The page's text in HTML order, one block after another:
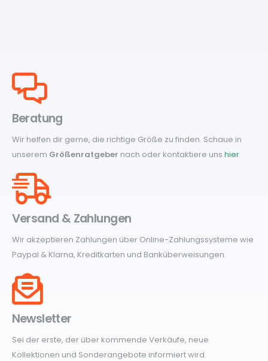
Beratung
Wir helfen dir gerne, die richtige Größe zu finden. Schaue in
unserem Größenratgeber nach oder kontaktiere uns hier.
Versand & Zahlungen
Wir akzeptieren Zahlungen über Online-Zahlungssysteme wie
Paypal & Klarna, Kreditkarten und Banküberweisungen.
Newsletter
Sei der erste, der über kommende Verkäufe, neue
Kollektionen und Sonderangebote informiert wird.